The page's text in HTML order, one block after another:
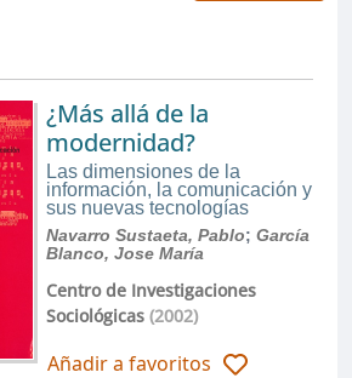
¿Más allá de la
modernidad?
Las dimensiones de la
información, la comunicación y
sus nuevas tecnologías
Navarro Sustaeta, Pablo; García
Blanco, Jose María
Centro de Investigaciones
Sociológicas(2002)
Añadir a favoritos